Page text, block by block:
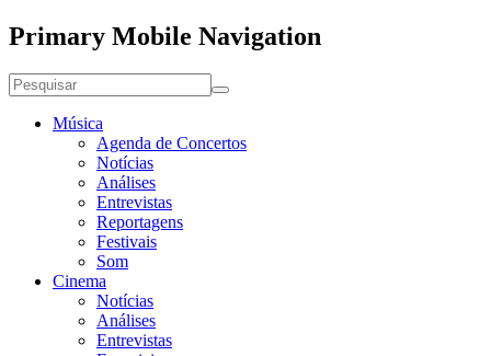
Primary Mobile Navigation
Música
Agenda de Concertos
Notícias
Análises
Entrevistas
Reportagens
Festivais
Som
Cinema
Notícias
Análises
Entrevistas